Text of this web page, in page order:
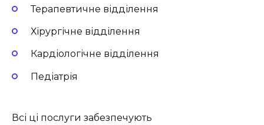
Терапевтичне відділення
Хірургічне відділення
Кардіологічне відділення
Педіатрія
Всі ці послуги забезпечують